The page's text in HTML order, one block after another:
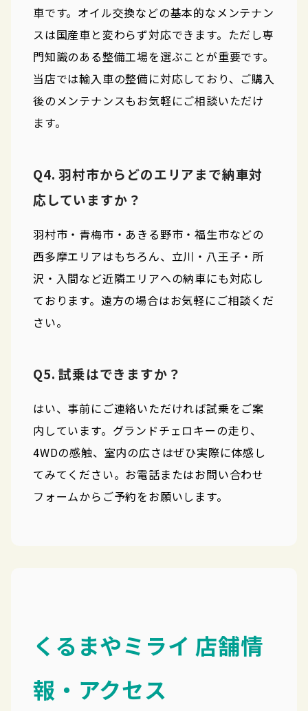
車です。オイル交換などの基本的なメンテナン
スは国産車と変わらず対応できます。ただし専
門知識のある整備工場を選ぶことが重要です。
当店では輸入車の整備に対応しており、ご購入
後のメンテナンスもお気軽にご相談いただけ
ます。
Q4. 羽村市からどのエリアまで納車対
応していますか？
羽村市・青梅市・あきる野市・福生市などの
西多摩エリアはもちろん、立川・八王子・所
沢・入間など近隣エリアへの納車にも対応し
ております。遠方の場合はお気軽にご相談くだ
さい。
Q5. 試乗はできますか？
はい、事前にご連絡いただければ試乗をご案
内しています。グランドチェロキーの走り、
4WDの感触、室内の広さはぜひ実際に体感し
てみてください。お電話またはお問い合わせ
フォームからご予約をお願いします。
くるまやミライ 店舗情
報・アクセス